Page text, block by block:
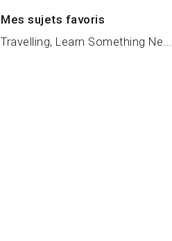
Mes sujets favoris
Travelling, Learn Something Ne...